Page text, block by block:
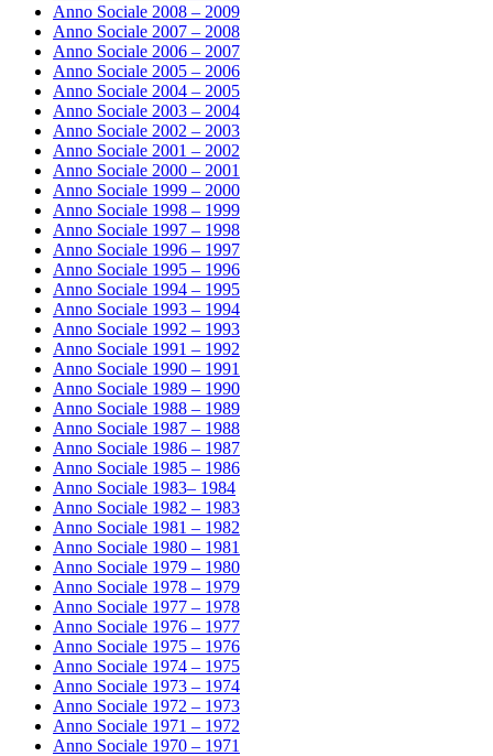
Anno Sociale 2008 – 2009
Anno Sociale 2007 – 2008
Anno Sociale 2006 – 2007
Anno Sociale 2005 – 2006
Anno Sociale 2004 – 2005
Anno Sociale 2003 – 2004
Anno Sociale 2002 – 2003
Anno Sociale 2001 – 2002
Anno Sociale 2000 – 2001
Anno Sociale 1999 – 2000
Anno Sociale 1998 – 1999
Anno Sociale 1997 – 1998
Anno Sociale 1996 – 1997
Anno Sociale 1995 – 1996
Anno Sociale 1994 – 1995
Anno Sociale 1993 – 1994
Anno Sociale 1992 – 1993
Anno Sociale 1991 – 1992
Anno Sociale 1990 – 1991
Anno Sociale 1989 – 1990
Anno Sociale 1988 – 1989
Anno Sociale 1987 – 1988
Anno Sociale 1986 – 1987
Anno Sociale 1985 – 1986
Anno Sociale 1983– 1984
Anno Sociale 1982 – 1983
Anno Sociale 1981 – 1982
Anno Sociale 1980 – 1981
Anno Sociale 1979 – 1980
Anno Sociale 1978 – 1979
Anno Sociale 1977 – 1978
Anno Sociale 1976 – 1977
Anno Sociale 1975 – 1976
Anno Sociale 1974 – 1975
Anno Sociale 1973 – 1974
Anno Sociale 1972 – 1973
Anno Sociale 1971 – 1972
Anno Sociale 1970 – 1971